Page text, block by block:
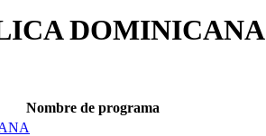
DOMINICANA
Nombre de programa